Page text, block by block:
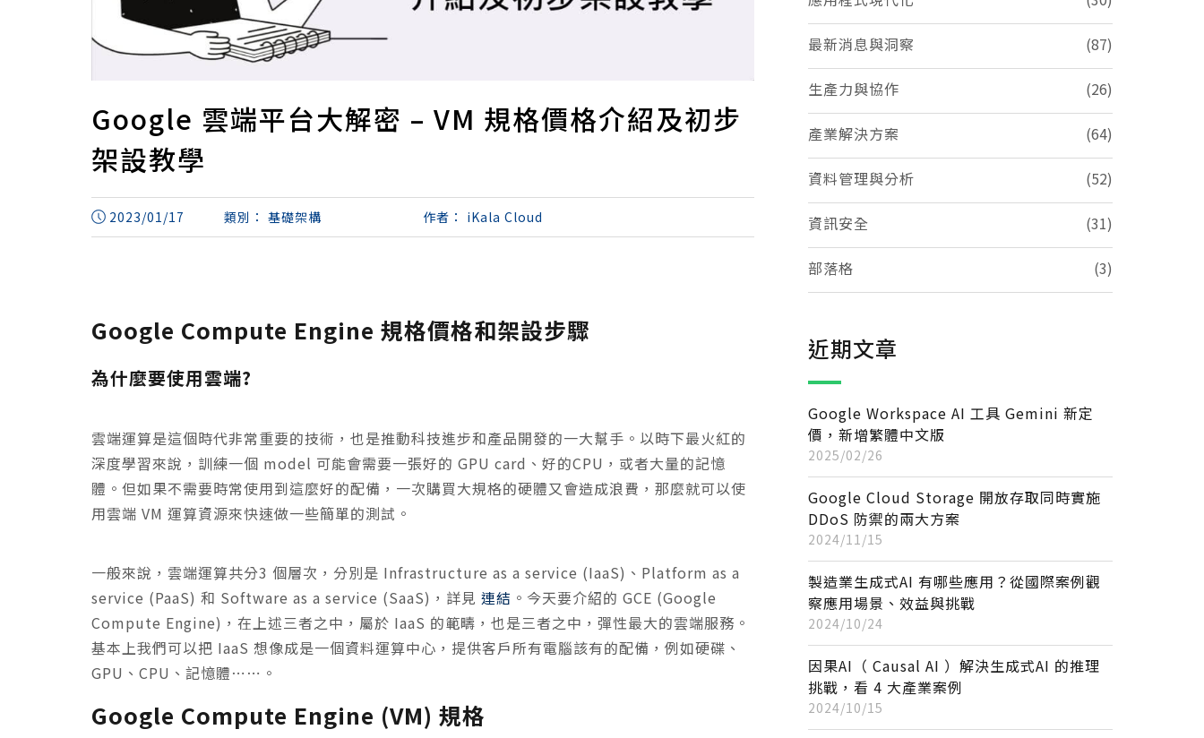
Google 雲端平台大解密 – VM 規格價格介紹及初步
架設教學
2023/01/17 類別： 基礎架構 作者： iKala Cloud
Google Compute Engine 規格價格和架設步驟
為什麼要使用雲端?
雲端運算是這個時代非常重要的技術，也是推動科技進步和產品開發的一大幫手。以時下最火紅的
深度學習來說，訓練一個 model 可能會需要一張好的 GPU card、好的CPU，或者大量的記憶
體。但如果不需要時常使用到這麼好的配備，一次購買大規格的硬體又會造成浪費，那麼就可以使
用雲端 VM 運算資源來快速做一些簡單的測試。
一般來說，雲端運算共分3 個層次，分別是 Infrastructure as a service (IaaS)、Platform as a
service (PaaS) 和 Software as a service (SaaS)，詳見 連結 。今天要介紹的 GCE (Google
Compute Engine)，在上述三者之中，屬於 IaaS 的範疇，也是三者之中，彈性最大的雲端服務。
基本上我們可以把 IaaS 想像成是一個資料運算中心，提供客戶所有電腦該有的配備，例如硬碟、
GPU、CPU、記憶體⋯⋯。
Google Compute Engine (VM) 規格
最新消息與洞察 (87)
生產力與協作 (26)
產業解決方案 (64)
資料管理與分析 (52)
資訊安全 (31)
部落格 (3)
近期文章
Google Workspace AI 工具 Gemini 新定
價，新增繁體中文版
2025/02/26
Google Cloud Storage 開放存取同時實施
DDoS 防禦的兩大方案
2024/11/15
製造業生成式AI 有哪些應用？從國際案例觀
察應用場景、效益與挑戰
2024/10/24
因果AI（ Causal AI ）解決生成式AI 的推理
挑戰，看 4 大產業案例
2024/10/15